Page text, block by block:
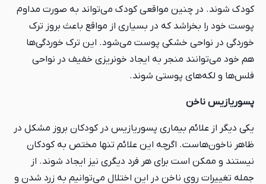
کودک شوند. در چنین مواقعی کودک می‌تواند به صورت مداوم
پوست خود را بخراشد که در بسیاری از مواقع باعث بروز ترک
خوردگی در نواحی خشکی پوست می‌شود. این ترک خوردگی‌ها
هم خود می‌توانند منجر به ایجاد خونریزی خفیف در نواحی
فلس‌ها و لکه‌های پوستی شوند.
پسوریازیس ناخن
یکی دیگر از علائم بیماری پسوریازیس در کودکان بروز مشکل در
ظاهر ناخون‌هاست. اگرچه این علائم تنها مختص به کودکان
نیستند و ممکن است برای هر فرد دیگری نیز ایجاد شوند. از
جمله تغییرات روی ناخن در این اختلال می‌توانیم به زرد شدن و